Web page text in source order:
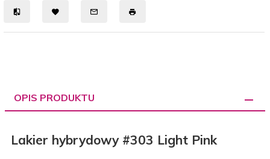
OPIS PRODUKTU
Lakier hybrydowy #303 Light Pink